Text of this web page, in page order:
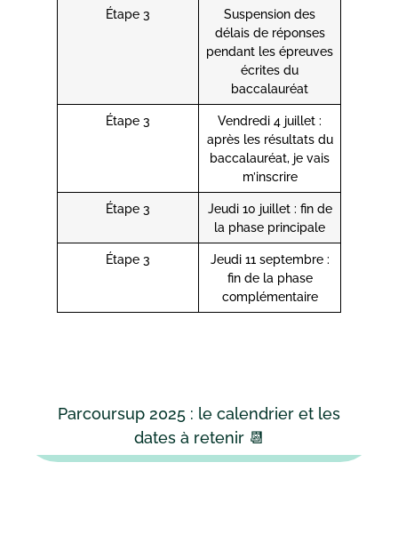
Étape 3
Suspension des
délais de réponses
pendant les épreuves
écrites du
baccalauréat
Étape 3
Vendredi 4 juillet :
après les résultats du
baccalauréat, je vais
m’inscrire
Étape 3
Jeudi 10 juillet : fin de
la phase principale
Étape 3
Jeudi 11 septembre :
fin de la phase
complémentaire
Parcoursup 2025 : le calendrier et les
dates à retenir 📆